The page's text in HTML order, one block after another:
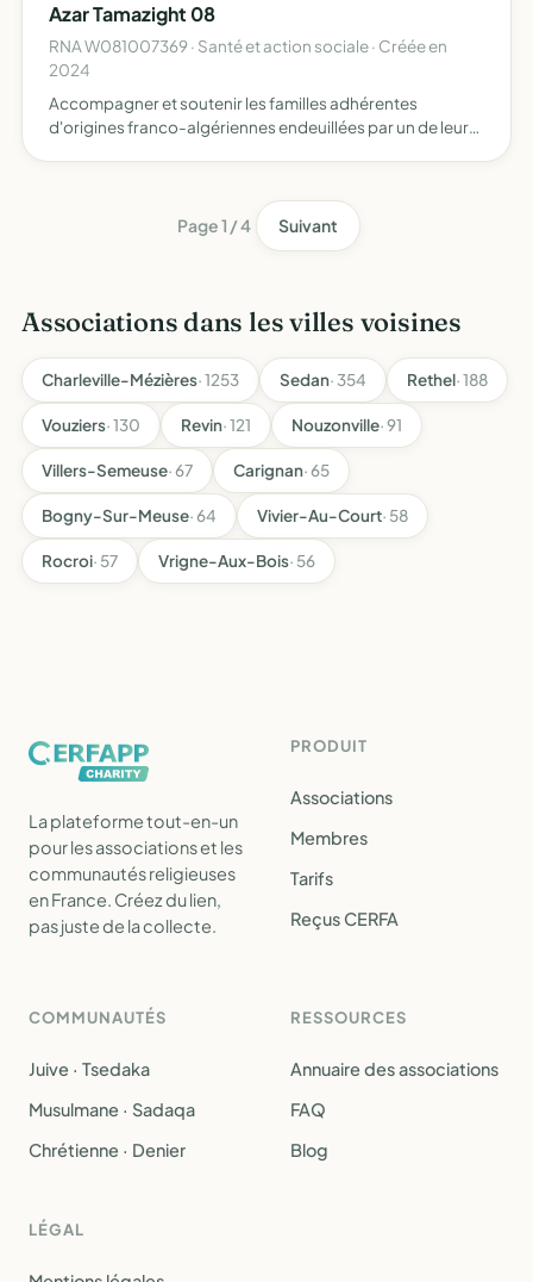
Azar Tamazight 08
RNA W081007369 · Santé et action sociale · Créée en
2024
Accompagner et soutenir les familles adhérentes
d'origines franco-algériennes endeuillées par un de leurs
Page 1 / 4 Suivant
Associations dans les villes voisines
Charleville-Mézières· 1253 Sedan· 354 Rethel· 188
Vouziers· 130 Revin· 121 Nouzonville· 91
Villers-Semeuse· 67 Carignan· 65
Bogny-Sur-Meuse· 64 Vivier-Au-Court· 58
Rocroi· 57 Vrigne-Aux-Bois· 56
La plateforme tout-en-un
pour les associations et les
communautés religieuses
en France. Créez du lien,
pas juste de la collecte.
PRODUIT
Associations
Membres
Tarifs
Reçus CERFA
COMMUNAUTÉS
Juive · Tsedaka
Musulmane · Sadaqa
Chrétienne · Denier
RESSOURCES
Annuaire des associations
FAQ
Blog
LÉGAL